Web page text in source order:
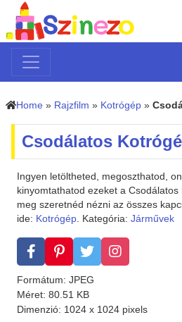
Home » Rajzfilm » Kotrógép »
Csodálatos
Ingyen letöltheted, megoszthatod,
kinyomtathatod ezeket a
meg szeretnéd nézni az összes
ide: Kotrógép. Kategória: Járművek
Formátum: JPEG
Méret: 80.51 KB
Dimenzió: 1024 x 1024 pixels